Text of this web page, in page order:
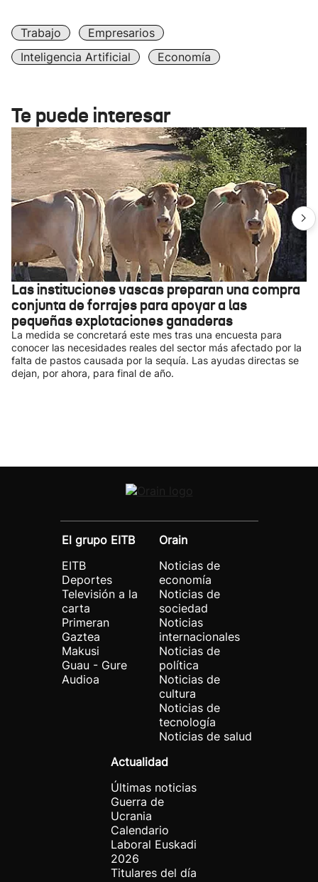
Trabajo
Empresarios
Inteligencia Artificial
Economía
Te puede interesar
Las instituciones vascas preparan una compra
conjunta de forrajes para apoyar a las
pequeñas explotaciones ganaderas
La medida se concretará este mes tras una encuesta para
conocer las necesidades reales del sector más afectado por la
falta de pastos causada por la sequía. Las ayudas directas se
dejan, por ahora, para final de año.
El grupo EITB
EITB
Deportes
Televisión a la
carta
Primeran
Gaztea
Makusi
Guau - Gure
Audioa
Orain
Noticias de
economía
Noticias de
sociedad
Noticias
internacionales
Noticias de
política
Noticias de
cultura
Noticias de
tecnología
Noticias de salud
Actualidad
Últimas noticias
Guerra de
Ucrania
Calendario
Laboral Euskadi
2026
Titulares del día